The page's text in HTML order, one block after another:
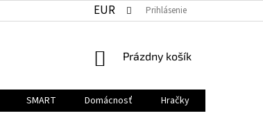
EUR Prihlásenie
NÁKUPNÝ
Prázdny košík
SMART Domácnosť
Hračky